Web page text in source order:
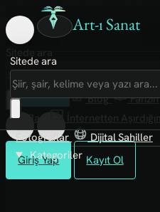
Art-ı Sanat
Giriş Yap Kayıt Ol
Sitede ara
Art-ı Sosyal
İmece
Kütüphane
Blog
Fanzin
Rafları
Fotoğraflar
Dijital Sahiller
Kategoriler